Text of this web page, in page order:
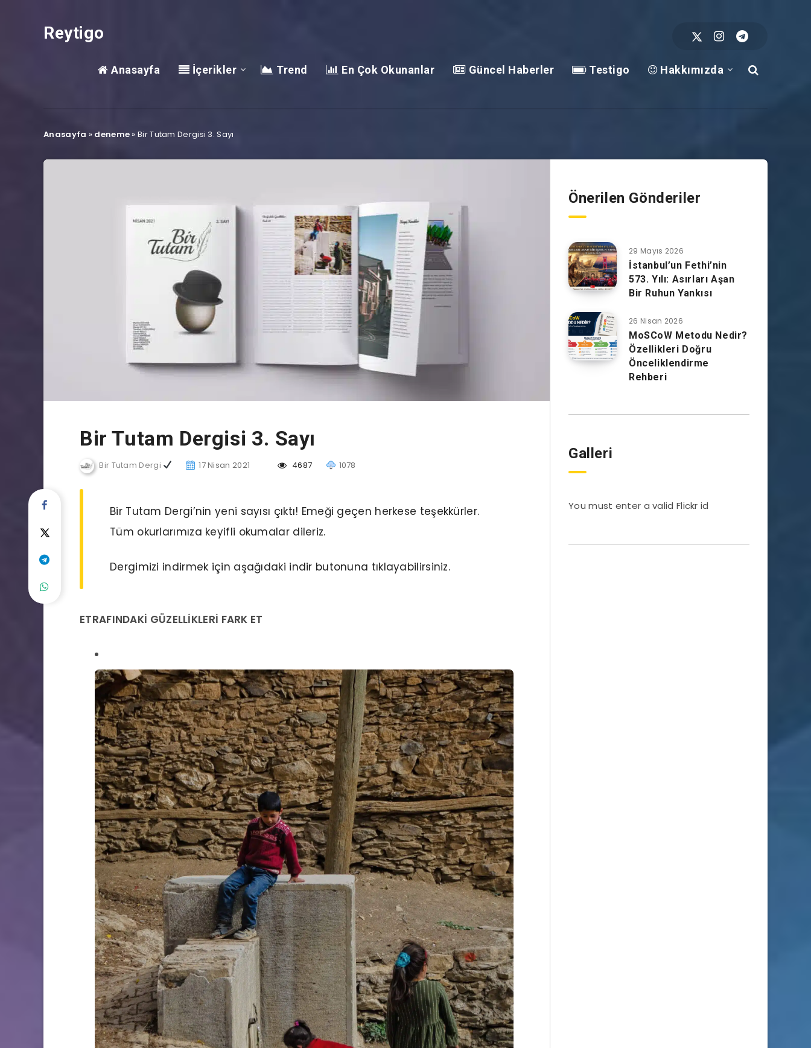
Reytigo
Anasayfa İçerikler Trend En Çok Okunanlar Güncel Haberler Testigo Hakkımızda
Anasayfa » deneme »Bir Tutam Dergisi 3. Sayı
Bir Tutam Dergisi 3. Sayı
Bir Tutam Dergi 17 Nisan 2021 4687 1078
Bir Tutam Dergi’nin yeni sayısı çıktı! Emeği geçen herkese teşekkürler.
Tüm okurlarımıza keyifli okumalar dileriz.
Dergimizi indirmek için aşağıdaki indir butonuna tıklayabilirsiniz.
ETRAFINDAKİ GÜZELLİKLERİ FARK ET
Önerilen Gönderiler
29 Mayıs 2026
İstanbul’un Fethi’nin
573. Yılı: Asırları Aşan
Bir Ruhun Yankısı
26 Nisan 2026
MoSCoW Metodu Nedir?
Özellikleri Doğru
Önceliklendirme
Rehberi
Galleri
You must enter a valid Flickr id